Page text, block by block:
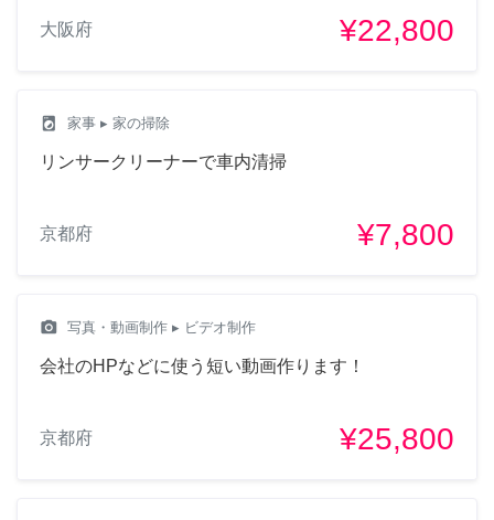
大阪府 ¥22,800
local_laundry_service 家事 ▸ 家の掃除
リンサークリーナーで車内清掃
京都府 ¥7,800
camera_alt 写真・動画制作 ▸ ビデオ制作
会社のHPなどに使う短い動画作ります！
京都府 ¥25,800